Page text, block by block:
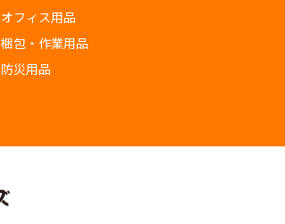
オフィス用品
梱包・作業用品
防災用品